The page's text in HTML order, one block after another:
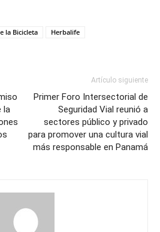
la Bicicleta Herbalife
la
Artículo siguiente
Primer Foro Intersectorial de
Seguridad Vial reunió a
sectores público y privado
para promover una cultura vial
más responsable en Panamá